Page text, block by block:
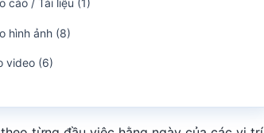
hình ảnh (8)
video (6)